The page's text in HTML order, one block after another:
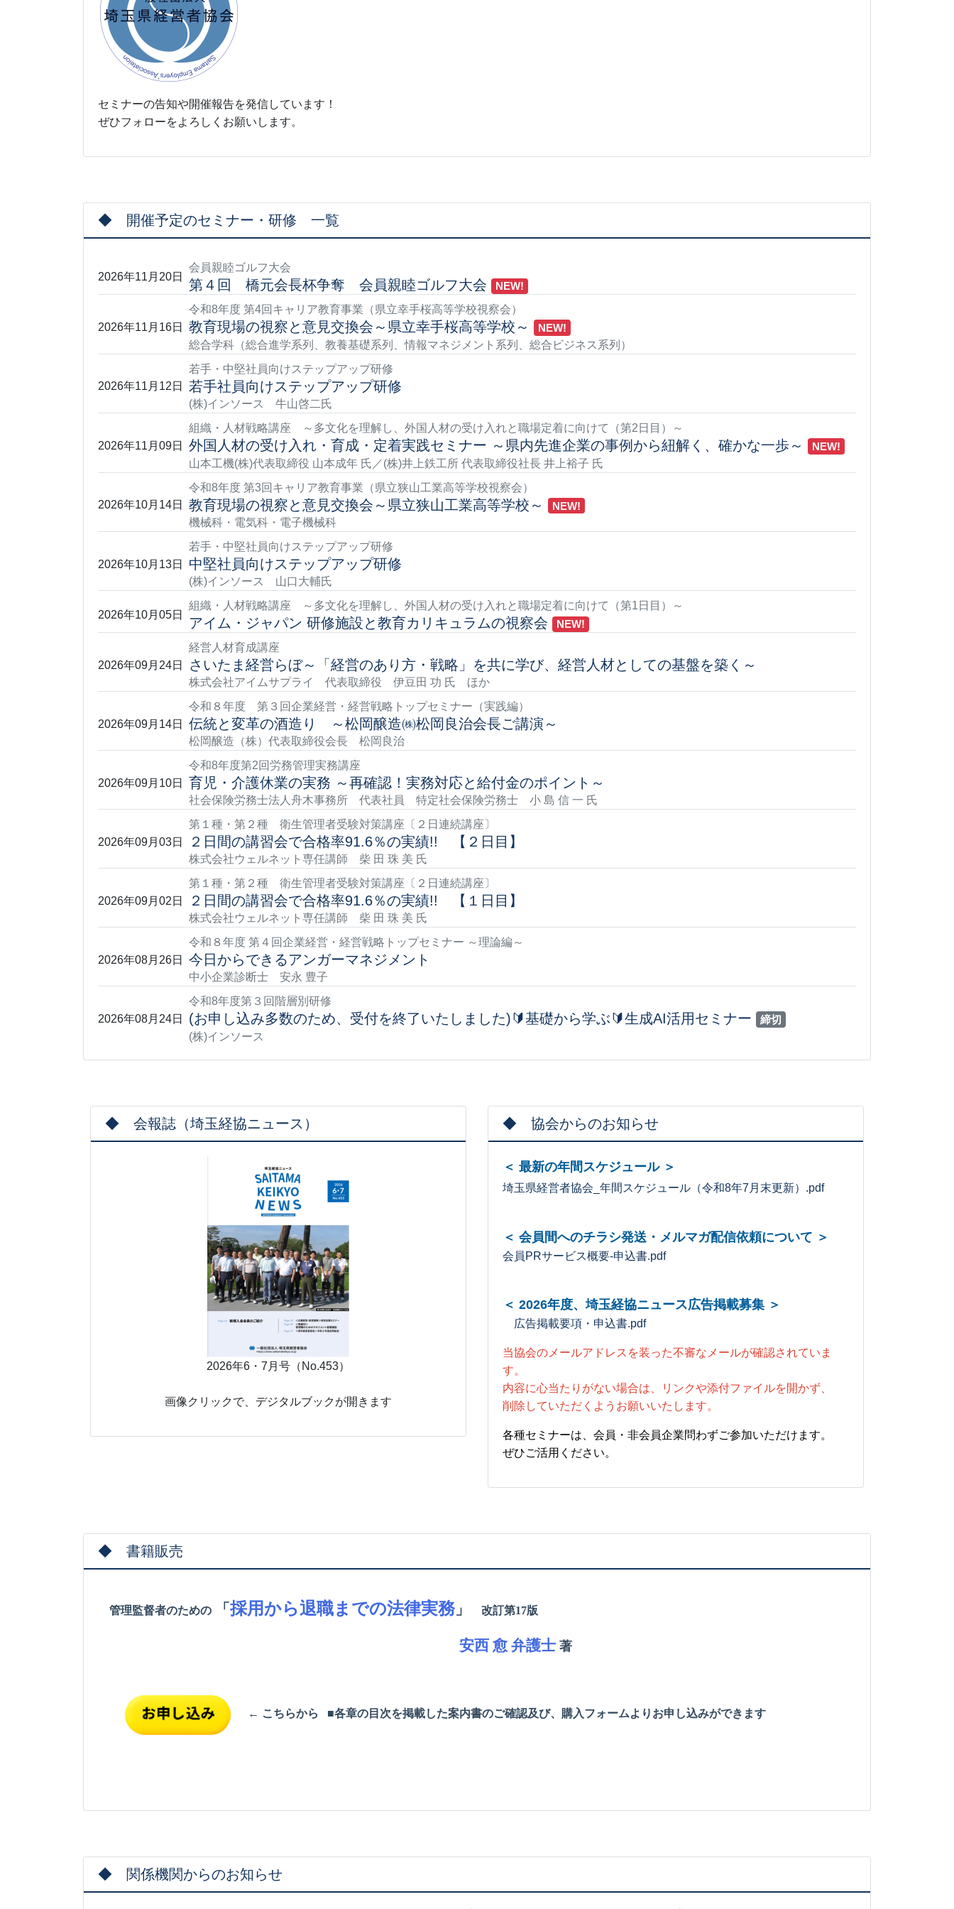
セミナーの告知や開催報告を発信しています！
ぜひフォローをよろしくお願いします。
◆ 開催予定のセミナー・研修 一覧
2026年11月20日
会員親睦ゴルフ大会
第４回 橋元会長杯争奪 会員親睦ゴルフ大会 NEW!
2026年11月16日
令和8年度 第4回キャリア教育事業（県立幸手桜高等学校視察会）
教育現場の視察と意見交換会～県立幸手桜高等学校～
NEW!
総合学科（総合進学系列、教養基礎系列、情報マネジメント系列、総合ビジネス系列）
2026年11月12日
若手・中堅社員向けステップアップ研修
若手社員向けステップアップ研修
(株)インソース 牛山啓二氏
2026年11月09日
組織・人材戦略講座 ～多文化を理解し、外国人材の受け入れと職場定着に向けて（第2日目）～
外国人材の受け入れ・育成・定着実践セミナー ～県内先進企業の事例から紐解く、確かな一歩～
NEW!
山本工機(株)代表取締役 山本成年 氏／(株)井上鉄工所 代表取締役社長 井上裕子 氏
2026年10月14日
令和8年度 第3回キャリア教育事業（県立狭山工業高等学校視察会）
教育現場の視察と意見交換会～県立狭山工業高等学校～
NEW!
機械科・電気科・電子機械科
2026年10月13日
若手・中堅社員向けステップアップ研修
中堅社員向けステップアップ研修
(株)インソース 山口大輔氏
2026年10月05日
組織・人材戦略講座 ～多文化を理解し、外国人材の受け入れと職場定着に向けて（第1日目）～
アイム・ジャパン 研修施設と教育カリキュラムの視察会 NEW!
2026年09月24日
経営人材育成講座
さいたま経営らぼ～「経営のあり方・戦略」を共に学び、経営人材としての基盤を築く～
株式会社アイムサプライ 代表取締役 伊豆田 功 氏 ほか
2026年09月14日
令和８年度 第３回企業経営・経営戦略トップセミナー（実践編）
伝統と変革の酒造り ～松岡醸造㈱松岡良治会長ご講演～
松岡醸造（株）代表取締役会長 松岡良治
2026年09月10日
令和8年度第2回労務管理実務講座
育児・介護休業の実務 ～再確認！実務対応と給付金のポイント～
社会保険労務士法人舟木事務所 代表社員 特定社会保険労務士 小 島 信 一 氏
2026年09月03日
第１種・第２種 衛生管理者受験対策講座〔２日連続講座〕
２日間の講習会で合格率91.6％の実績!! 【２日目】
株式会社ウェルネット専任講師 柴 田 珠 美 氏
2026年09月02日
第１種・第２種 衛生管理者受験対策講座〔２日連続講座〕
２日間の講習会で合格率91.6％の実績!! 【１日目】
株式会社ウェルネット専任講師 柴 田 珠 美 氏
2026年08月26日
令和８年度 第４回企業経営・経営戦略トップセミナー ～理論編～
今日からできるアンガーマネジメント
中小企業診断士 安永 豊子
2026年08月24日
令和8年度第３回階層別研修
(お申し込み多数のため、受付を終了いたしました)🔰基礎から学ぶ🔰生成AI活用セミナー
締切
(株)インソース
◆ 会報誌（埼玉経協ニュース）
2026年6・7月号（No.453）
画像クリックで、デジタルブックが開きます
◆ 協会からのお知らせ
＜ 最新の年間スケジュール ＞
埼玉県経営者協会_年間スケジュール（令和8年7月末更新）.pdf
＜ 会員間へのチラシ発送・メルマガ配信依頼について ＞
会員PRサービス概要-申込書.pdf
＜ 2026年度、埼玉経協ニュース広告掲載募集 ＞
広告掲載要項・申込書.pdf
当協会のメールアドレスを装った不審なメールが確認されていま
す。
内容に心当たりがない場合は、リンクや添付ファイルを開かず、
削除していただくようお願いいたします。
各種セミナーは、会員・非会員企業問わずご参加いただけます。
ぜひご活用ください。
◆ 書籍販売
管理監督者のための 「 採用から退職までの法律実務」 改訂第17版
安西 愈 弁護士 著
← こちらから ■各章の目次を掲載した案内書のご確認及び、購入フォームより お申し込みができます
◆ 関係機関からのお知らせ